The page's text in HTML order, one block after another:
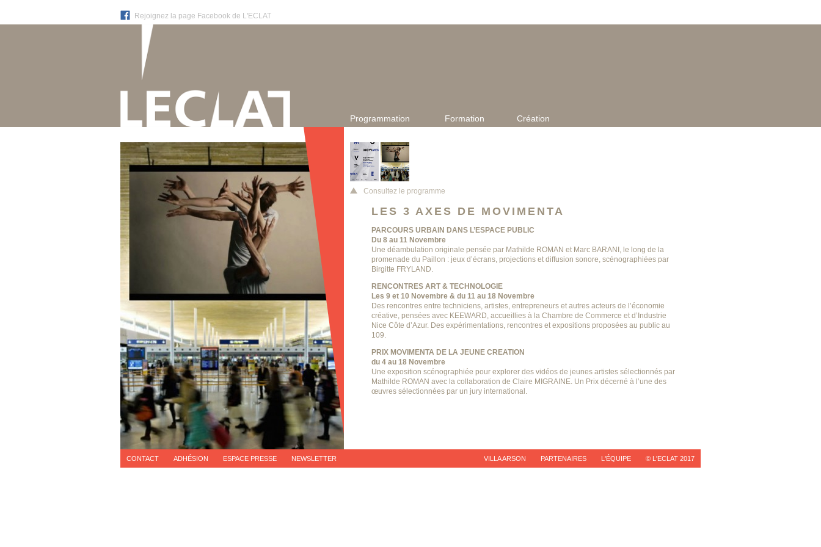
Rejoignez la page Facebook de L'ECLAT
Programmation Formation Création
LES 3 AXES DE MOVIMENTA
PARCOURS URBAIN DANS L’ESPACE PUBLIC
Du 8 au 11 Novembre
Une déambulation originale pensée par Mathilde ROMAN et Marc BARANI, le long de la
promenade du Paillon : jeux d’écrans, projections et diffusion sonore, scénographiées par
Birgitte FRYLAND.
RENCONTRES ART & TECHNOLOGIE
Les 9 et 10 Novembre & du 11 au 18 Novembre
Des rencontres entre techniciens, artistes, entrepreneurs et autres acteurs de l’économie
créative, pensées avec KEEWARD, accueillies à la Chambre de Commerce et d’Industrie
Nice Côte d’Azur. Des expérimentations, rencontres et expositions proposées au public au
109.
PRIX MOVIMENTA DE LA JEUNE CREATION
du 4 au 18 Novembre
Une exposition scénographiée pour explorer des vidéos de jeunes artistes sélectionnés par
Mathilde ROMAN avec la collaboration de Claire MIGRAINE. Un Prix décerné à l’une des
œuvres sélectionnées par un jury international.
Consultez le programme
CONTACT ADHÉSION ESPACE PRESSE NEWSLETTER VILLA ARSON PARTENAIRES L'ÉQUIPE © L'ECLAT 2017